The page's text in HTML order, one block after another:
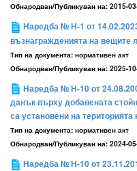
Обнародван/Публикуван на: 2015-
Наредба № Н-1 от
възнагражденията на вещите
Тип на документа: нормативен акт
Обнародван/Публикуван на: 2025-
Наредба № Н-10 от
данък върху добавената
са установени на
Тип на документа: нормативен акт
Обнародван/Публикуван на: 2024-
Наредба № Н-10 от